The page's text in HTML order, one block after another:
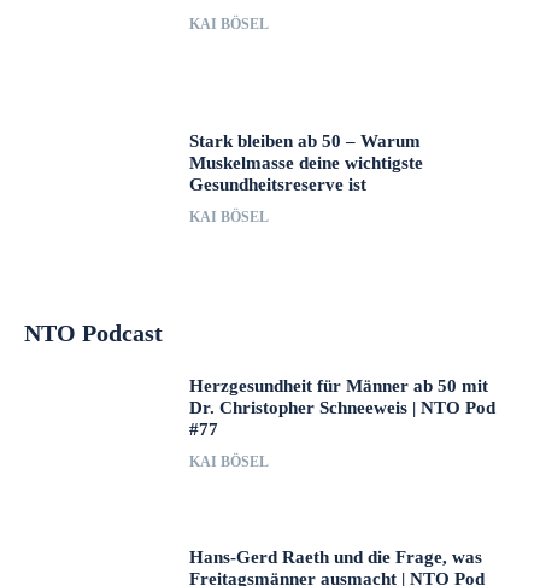
KAI BÖSEL
Stark bleiben ab 50 – Warum
Muskelmasse deine wichtigste
Gesundheitsreserve ist
KAI BÖSEL
NTO Podcast
Herzgesundheit für Männer ab 50 mit
Dr. Christopher Schneeweis | NTO Pod
#77
KAI BÖSEL
Hans-Gerd Raeth und die Frage, was
Freitagsmänner ausmacht | NTO Pod